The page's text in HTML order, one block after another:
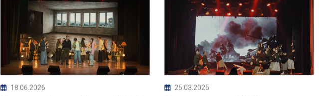
18.06.2026 25.03.2025